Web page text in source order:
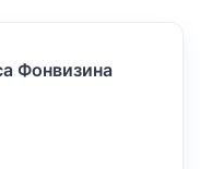
Фонвизина